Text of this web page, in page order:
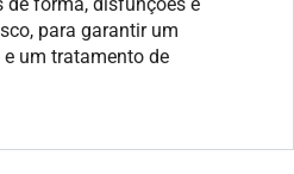
para garantir um
um tratamento de